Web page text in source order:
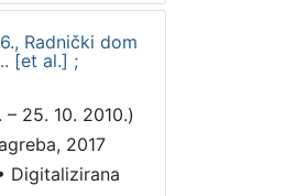
Radnički dom
[et al.] ;
– 25. 10. 2010.)
2017
Digitalizirana